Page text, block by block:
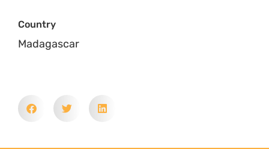
Country
Madagascar